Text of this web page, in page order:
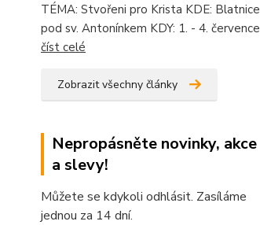
TÉMA: Stvořeni pro Krista KDE: Blatnice
pod sv. Antonínkem KDY: 1. - 4. července
číst celé
Zobrazit všechny články
Nepropásněte novinky, akce
a slevy!
Můžete se kdykoli odhlásit. Zasíláme
jednou za 14 dní.